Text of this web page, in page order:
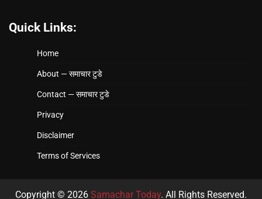
Quick Links:
Home
About — समाचार टुडे
Contact — समाचार टुडे
Privacy
Disclaimer
Terms of Services
Copyright © 2026 Samachar Today. All Rights Reserved.